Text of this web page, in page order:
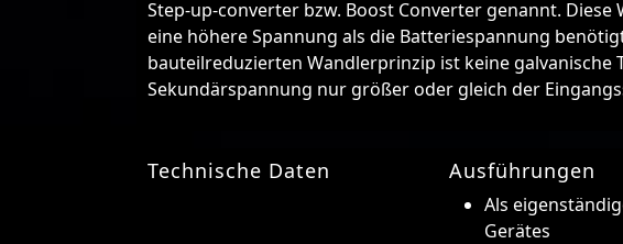
Step-up-converter bzw. Boost Converter genannt.
eine höhere Spannung als die Batteriespannung
bauteilreduzierten Wandlerprinzip ist keine
Sekundärspannung nur größer oder gleich der
Technische Daten Ausführungen
Als
Gerätes